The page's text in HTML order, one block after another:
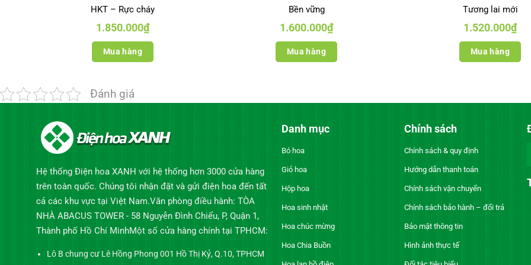
HKT – Rực cháy
1.850.000₫
Mua hàng
Bền vững
1.600.000₫
Mua hàng
Tương lai mới
1.520.000₫
Mua hàng
Đánh giá
Hệ thống Điện hoa XANH với hệ thống hơn 3000 cửa hàng
trên toàn quốc. Chúng tôi nhận đặt và gửi điện hoa đến tất
cả các khu vực tại Việt Nam.Văn phòng điều hành: TÒA
NHÀ ABACUS TOWER - 58 Nguyễn Đình Chiểu, P, Quận 1,
Thành phố Hồ Chí MinhMột số cửa hàng chính tại TPHCM:
Lô B chung cư Lê Hồng Phong 001 Hồ Thị Kỷ, Q.10, TPHCM
Danh mục
Bó hoa
Giỏ hoa
Hộp hoa
Hoa sinh nhật
Hoa chúc mừng
Hoa Chia Buồn
Chính sách
Chính sách & quy định
Hướng dẫn thanh toán
Chính sách vận chuyển
Chính sách bảo hành – đổi trả
Bảo mật thông tin
Hình ảnh thực tế